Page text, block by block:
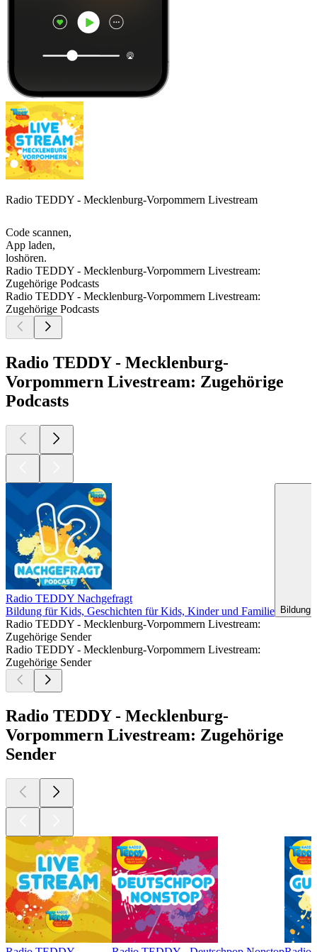
Radio TEDDY - Mecklenburg-Vorpommern Livestream
Code scannen,
App laden,
loshören.
Radio TEDDY - Mecklenburg-Vorpommern Livestream:
Zugehörige Podcasts
Radio TEDDY - Mecklenburg-Vorpommern Livestream:
Zugehörige Podcasts
Radio TEDDY - Mecklenburg-
Vorpommern Livestream: Zugehörige
Podcasts
Radio TEDDY Nachgefragt
Bildung für Kids, Geschichten für Kids, Kinder und Familie
Bildung
Radio TEDDY - Mecklenburg-Vorpommern Livestream:
Zugehörige Sender
Radio TEDDY - Mecklenburg-Vorpommern Livestream:
Zugehörige Sender
Radio TEDDY - Mecklenburg-
Vorpommern Livestream: Zugehörige
Sender